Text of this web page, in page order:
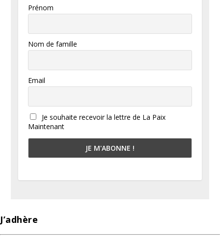
Prénom
Nom de famille
Email
Je souhaite recevoir la lettre de La Paix
Maintenant
J’adhère